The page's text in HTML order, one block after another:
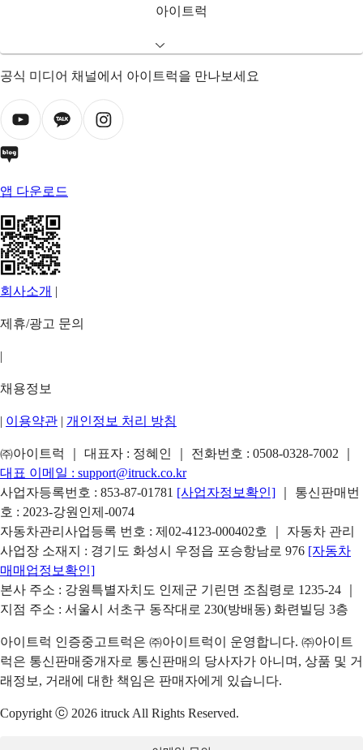
아이트럭
공식 미디어 채널에서 아이트럭을 만나보세요
앱 다운로드
회사소개 |
제휴/광고 문의
|
채용정보
| 이용약관 | 개인정보 처리 방침
㈜아이트럭 ｜ 대표자 : 정혜인 ｜ 전화번호 : 0508-0328-7002
대표 이메일 : support@itruck.co.kr
사업자등록번호 : 853-87-01781 [사업자정보확인]
｜ 통신판매번
호 : 2023-강원인제-0074
자동차관리사업등록 번호 : 제02-4123-000402호 ｜ 자동차 관리
사업장 소재지 : 경기도 화성시 우정읍 포승항남로 976 [자동차
매매업정보확인]
본사 주소 : 강원특별자치도 인제군 기린면 조침령로 1235-24 ｜
지점 주소 : 서울시 서초구 동작대로 230(방배동) 화련빌딩 3층
아이트럭 인증중고트럭은 ㈜아이트럭이 운영합니다. ㈜아이트
럭은 통신판매중개자로 통신판매의 당사자가 아니며, 상품 및 거
래정보, 거래에 대한 책임은 판매자에게 있습니다.
Copyright ⓒ 2026 itruck All Rights Reserved.